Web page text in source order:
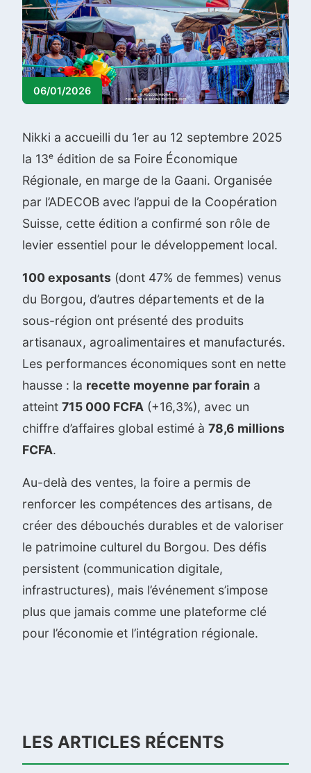
06/01/2026
Nikki a accueilli du 1er au 12 septembre 2025
la 13ᵉ édition de sa Foire Économique
Régionale, en marge de la Gaani. Organisée
par l’ADECOB avec l’appui de la Coopération
Suisse, cette édition a confirmé son rôle de
levier essentiel pour le développement local.
100 exposants (dont 47% de femmes) venus
du Borgou, d’autres départements et de la
sous-région ont présenté des produits
artisanaux, agroalimentaires et manufacturés.
Les performances économiques sont en nette
hausse : la recette moyenne par forain a
atteint 715 000 FCFA (+16,3%), avec un
chiffre d’affaires global estimé à 78,6 millions
FCFA.
Au-delà des ventes, la foire a permis de
renforcer les compétences des artisans, de
créer des débouchés durables et de valoriser
le patrimoine culturel du Borgou. Des défis
persistent (communication digitale,
infrastructures), mais l’événement s’impose
plus que jamais comme une plateforme clé
pour l’économie et l’intégration régionale.
LES ARTICLES RÉCENTS